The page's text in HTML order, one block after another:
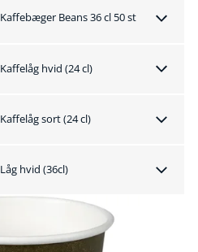
Kaffebæger Beans 36 cl 50 st
Kaffelåg hvid (24 cl)
Kaffelåg sort (24 cl)
Låg hvid (36cl)